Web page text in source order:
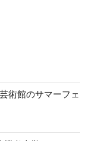
術館のサマーフェ